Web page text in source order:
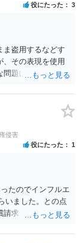
権については、
要です。 また、
ます。外国で販
があります。 他
る、侵害に当たら
可能性がありま
断できません。
役にたった 3
ま盗用するなどす
、その表現を使用
問題は生じないか
は、一般にアイデ
のまま使うことは
的特徴を直接感得
ますのでこの点
侵害
役にたった 1
たのでインフルエ
いました。との点
請求（共同不法行
のことでその分の